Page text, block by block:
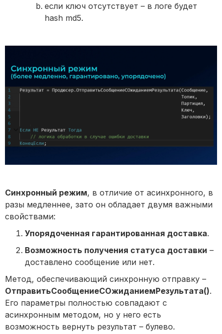
если ключ отсутствует – в логе будет
hash md5.
Синхронный режим, в отличие от асинхронного, в
разы медленнее, зато он обладает двумя важными
свойствами:
Упорядоченная гарантированная доставка.
Возможность получения статуса доставки –
доставлено сообщение или нет.
Метод, обеспечивающий синхронную отправку –
ОтправитьСообщениеСОжиданиемРезультата().
Его параметры полностью совпадают с
асинхронным методом, но у него есть
возможность вернуть результат – булево.